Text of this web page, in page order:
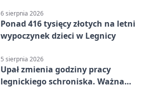
6 sierpnia 2026
Ponad 416 tysięcy złotych na letni
wypoczynek dzieci w Legnicy
5 sierpnia 2026
Upał zmienia godziny pracy
legnickiego schroniska. Ważna